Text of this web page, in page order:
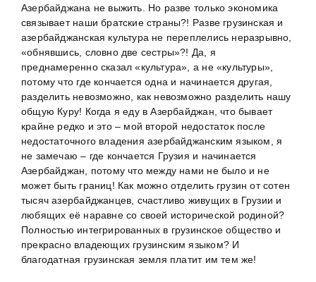
Азербайджана не выжить. Но разве только экономика
связывает наши братские страны?! Разве грузинская и
азербайджанская культура не переплелись неразрывно,
«обнявшись, словно две сестры»?! Да, я
преднамеренно сказал «культура», а не «культуры»,
потому что где кончается одна и начинается другая,
разделить невозможно, как невозможно разделить нашу
общую Куру! Когда я еду в Азербайджан, что бывает
крайне редко и это – мой второй недостаток после
недостаточного владения азербайджанским языком, я
не замечаю – где кончается Грузия и начинается
Азербайджан, потому что между нами не было и не
может быть границ! Как можно отделить грузин от сотен
тысяч азербайджанцев, счастливо живущих в Грузии и
любящих её наравне со своей исторической родиной?
Полностью интегрированных в грузинское общество и
прекрасно владеющих грузинским языком? И
благодатная грузинская земля платит им тем же!